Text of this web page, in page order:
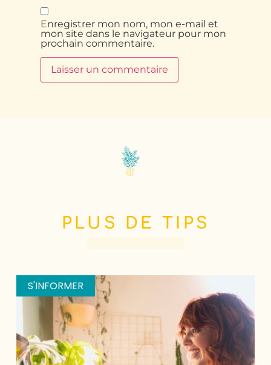
Enregistrer mon nom, mon e-mail et
mon site dans le navigateur pour mon
prochain commentaire.
PLUS DE TIPS
S'INFORMER